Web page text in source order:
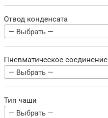
Отвод конденсата
— Выбрать —
Пневматическое соединение
— Выбрать —
Тип чаши
— Выбрать —